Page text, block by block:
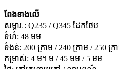
ពែងខាងលើ
សម្ភារៈ: Q235 / Q345 ដែកថែប
ទំហំ: 48 មម
ទំងន់: 200 ក្រាម / 240 ក្រាម / 250 ក្រ
កម្រាស់: 4 ម។ ម / 45 មម / 5 មម